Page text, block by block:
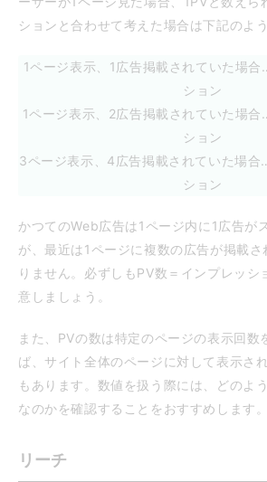
ションと合わせて考えた場合は下記のよ
1ページ表示、1広告掲載されていた場
ション
1ページ表示、2広告掲載されていた場
ション
3ページ表示、4広告掲載されていた場
ション
かつてのWeb広告は1ページ内に1広告が
が、最近は1ページに複数の広告が掲載
りません。必ずしもPV数＝インプレッシ
意しましょう。
また、PVの数は特定のページの表示回数
ば、サイト全体のページに対して表示さ
もあります。数値を扱う際には、どのよ
なのかを確認することをおすすめします。
リーチ